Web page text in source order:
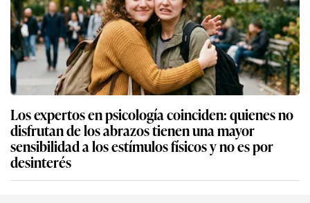
Los expertos en psicología coinciden: quienes no
disfrutan de los abrazos tienen una mayor
sensibilidad a los estímulos físicos y no es por
desinterés